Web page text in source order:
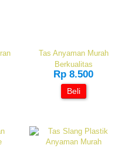
Tas Anyaman Murah
Berkualitas
Rp 8.500
Beli